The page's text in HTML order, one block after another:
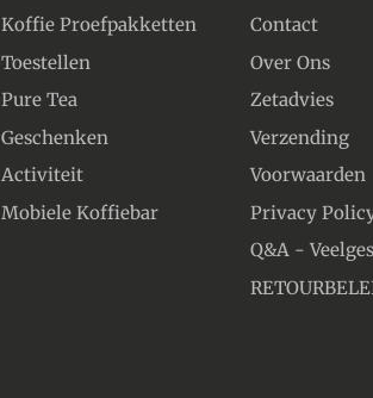
Koffie Proefpakketten
Toestellen
Pure Tea
Geschenken
Activiteit
Mobiele Koffiebar
Contact
Over Ons
Zetadvies
Verzending
Voorwaarden
Privacy
Q&A -